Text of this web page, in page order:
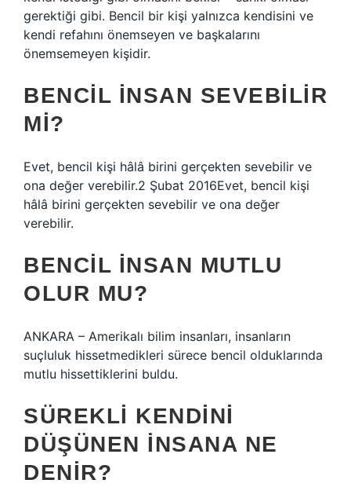
gerektiği gibi. Bencil bir kişi yalnızca kendisini ve
kendi refahını önemseyen ve başkalarını
önemsemeyen kişidir.
BENCIL INSAN SEVEBILIR
MI?
Evet, bencil kişi hâlâ birini gerçekten sevebilir ve
ona değer verebilir.2 Şubat 2016Evet, bencil kişi
hâlâ birini gerçekten sevebilir ve ona değer
verebilir.
BENCIL INSAN MUTLU
OLUR MU?
ANKARA – Amerikalı bilim insanları, insanların
suçluluk hissetmedikleri sürece bencil olduklarında
mutlu hissettiklerini buldu.
SÜREKLI KENDINI
DÜŞÜNEN INSANA NE
DENIR?